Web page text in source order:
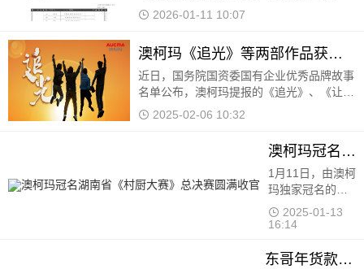
柯玛凭借卓越的产品品质、持续的创新能
2026-01-11 10:07
澳柯玛《追光》等两部作品获国有企业优秀品牌故事
近日，国务院国资委国有企业优秀品牌故事
名单公布，澳柯玛提报的《追光》、《让陪
伴更有温度》两个品牌故事登榜。 《追
2025-02-06 10:32
澳柯玛冠名湖南省《村厨大赛》总决赛圆满收官
1月11日，由澳柯
玛独家冠名的
2024湖南省《村
厨大赛》总决赛
建梅澜坊开赛
2025-01-13
16:14
东哥年货款！澳柯玛100升冰柜囤出新春幸福感